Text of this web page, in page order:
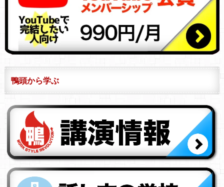
鴨頭から学ぶ